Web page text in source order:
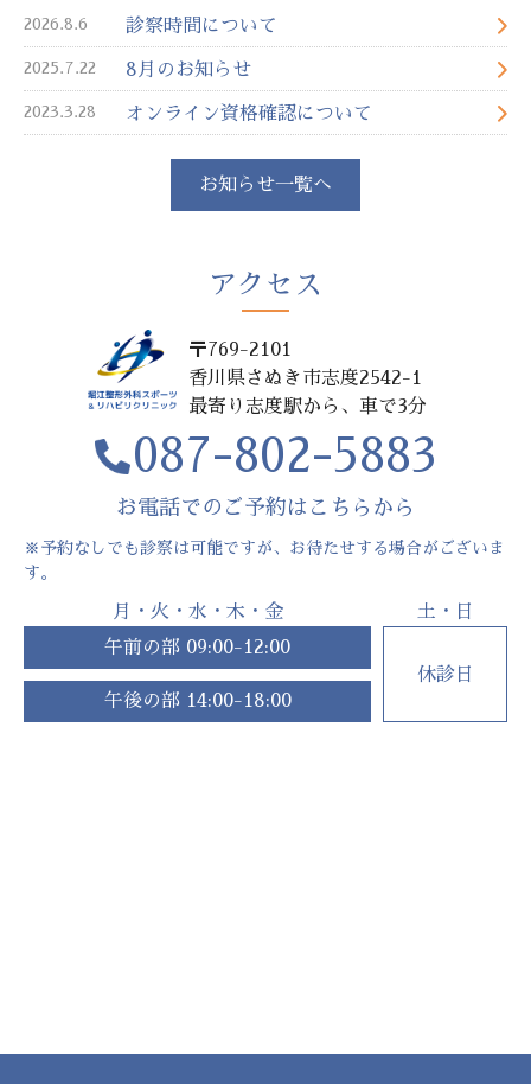
リハビリスタッフと連携し、その方に合ったプログラムを作
成して訓練を行ってまいります。
開放感のあるリハビリ室で訓練いただき、自覚症状の改善を
実感頂ければ幸いです。
手術が必要な場合は近隣の病院様を紹介させていただき、少
何か気になっていることがあれば、些細な事でも構いませ
ん。何でもお気軽にご相談ください。
医学博士(平成２８年) 日本整形外科学会専門医
平成19年
香川大学医学部医学科 卒業
平成19年
愛仁会千船病院 研修医
平成21年
香川大学医学部附属病院整形外科 医員
社会保険栗林病院整形外科 医員
香川大学医学部附属病院整形外科 医員
平成26年
香川大学医学部附属病院整形外科 病院助教
平成29年
香川県済生会病院整形外科 部長
堀江整形外科スポーツ&リハビリクリニック 開院
2026.8.6 診察時間について
2025.7.22 8月のお知らせ
2023.3.28 オンライン資格確認について
お知らせ一覧へ
アクセス
〒769-2101
香川県さぬき市志度2542-1
最寄り志度駅から、車で3分
087-802-5883
お電話でのご予約はこちらから
※予約なしでも診察は可能ですが、お待たせする場合がございま
す。
月・火・水・木・金
午前の部 09:00-12:00
午後の部 14:00-18:00
土・日
休診日